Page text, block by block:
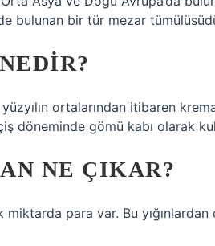
bulunan bir tür mezar
ortalarından itibaren
döneminde gömü kabı olarak
NE ÇIKAR?
para var. Bu yığınlardan